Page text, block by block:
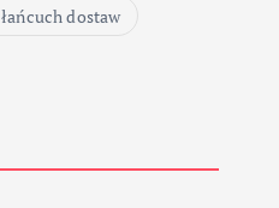
łańcuch dostaw